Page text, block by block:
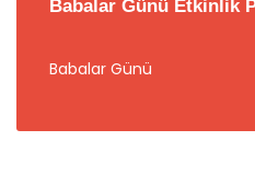
Babalar Günü Etkinlik
Babalar Günü